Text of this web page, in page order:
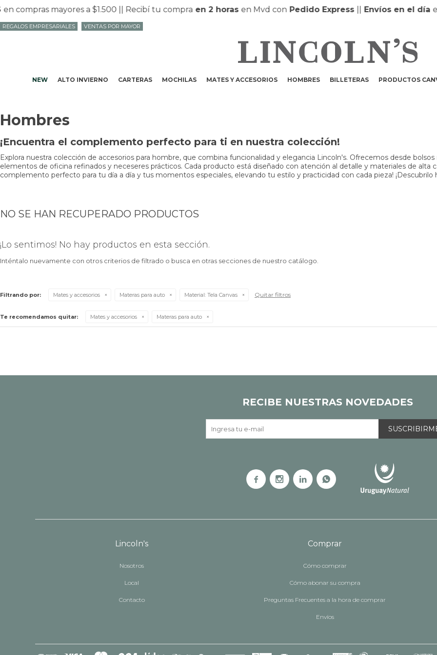
compras mayores a $1.500 || Recibí tu compraen 2 horasen Mvd conPedido Express||Envíos en el díaen
NEW ALTO INVIERNO CARTERAS MOCHILAS MATES Y ACCESORIOS HOMBRES BILLETERAS PRODUCTOS
REGALOS EMPRESARIALES VENTAS POR MAYOR
Hombres
¡Encuentra el complemento perfecto para ti en nuestra colección!
Explora nuestra colección de accesorios para hombre, que combina funcionalidad y elegancia Lincoln's. Ofrecemos desde
elementos de oficina refinados y neceseres prácticos. Cada producto está diseñado con atención al detalle y materiales de alta
complemento perfecto para tu día a día y tus momentos especiales, elevando tu estilo y practicidad con cada pieza! ¡Descubrilo
NO SE HAN RECUPERADO PRODUCTOS
¡Lo sentimos! No hay productos en esta sección.
Inténtalo nuevamente con otros criterios de filtrado o busca en otras secciones de nuestro catálogo.
Filtrando por: Mates y accesorios Materas para auto Material: Tela Canvas Quitar filtros
Te recomendamos quitar: Mates y accesorios Materas para auto
Lincoln's
Nosotros
Local
Contacto
Comprar
Cómo comprar
Cómo abonar su compra
Preguntas Frecuentes a la hora de comprar
Envíos
RECIBE NUESTRAS NOVEDADES
   